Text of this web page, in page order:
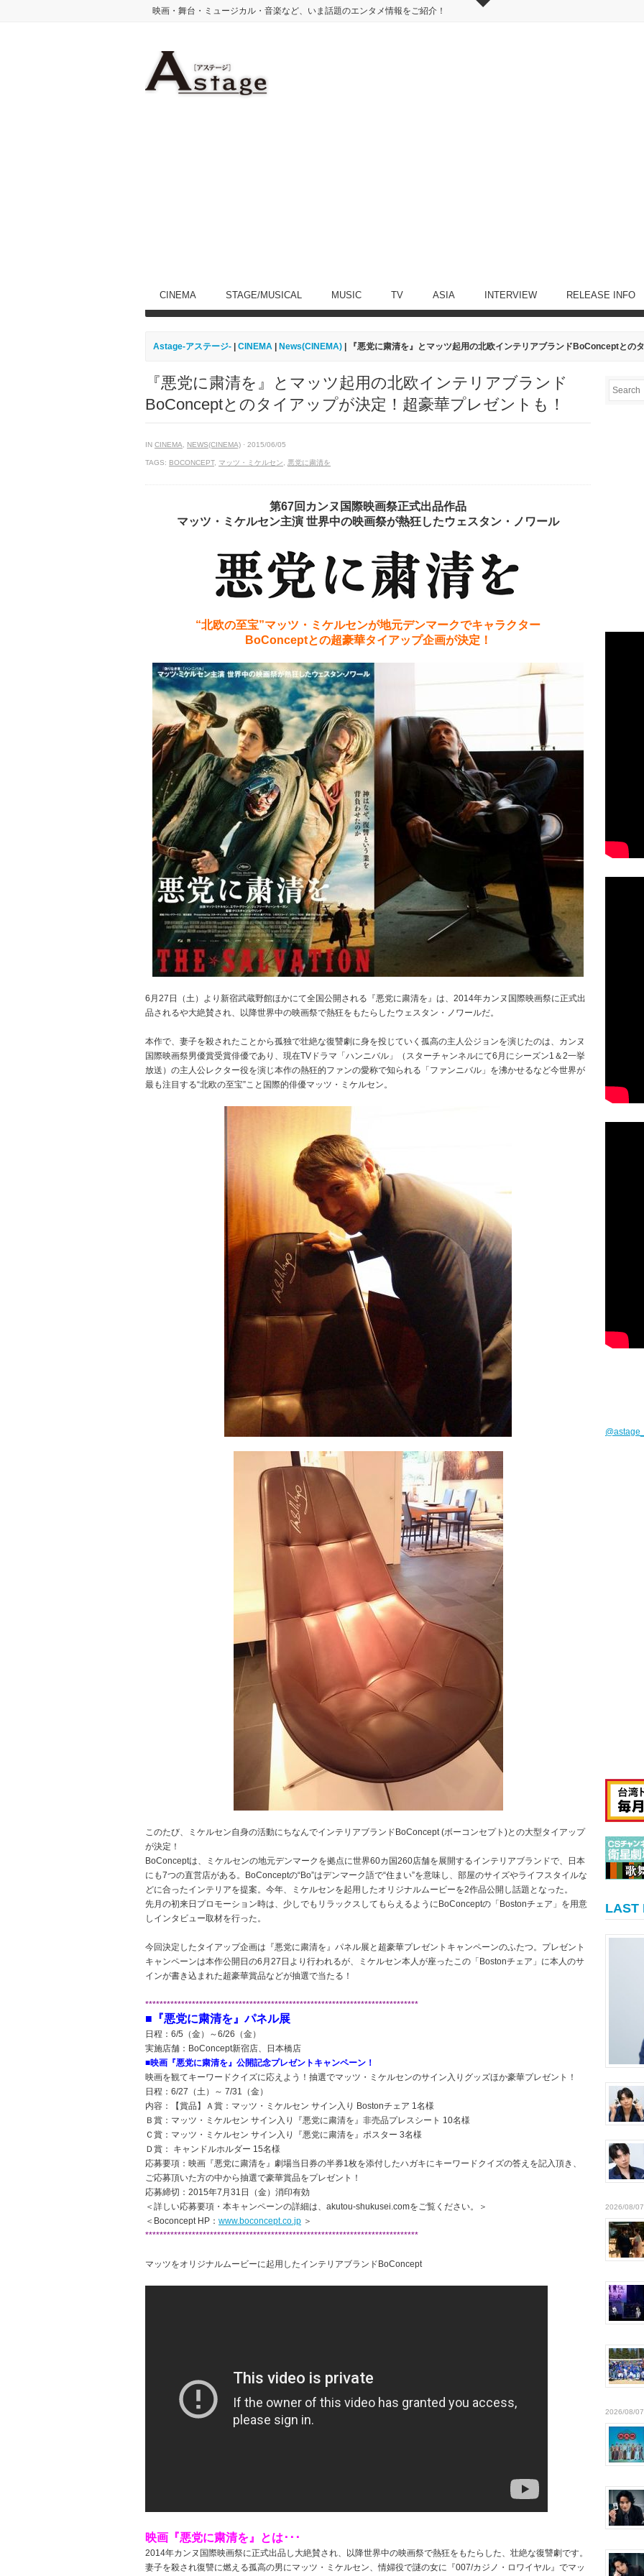
映画・舞台・ミュージカル・音楽など、いま話題のエンタメ情報をご紹介！
CINEMA STAGE/MUSICAL MUSIC TV ASIA INTERVIEW RELEASE INFO
Astage-アステージ- CINEMA News(CINEMA) | 『悪党に粛清を』とマッツ起用の北欧インテリアブランドBoConceptとの
『悪党に粛清を』とマッツ起用の北欧インテリアブランド
BoConceptとのタイアップが決定！超豪華プレゼントも！
IN CINEMA NEWS(CINEMA) · 2015/06/05
TAGS: BOCONCEPT, マッツ・ミケルセン 悪党に粛清を
第67回カンヌ国際映画祭正式出品作品
マッツ・ミケルセン主演 世界中の映画祭が熱狂したウェスタン・ノワール
“北欧の至宝”マッツ・ミケルセンが地元デンマークでキャラクター
BoConceptとの超豪華タイアップ企画が決定！
6月27日（土）より新宿武蔵野館ほかにて全国公開される『悪党に粛清を』は、2014年カンヌ国際映画祭に正式出
品されるや大絶賛され、以降世界中の映画祭で熱狂をもたらしたウェスタン・ノワールだ。
本作で、妻子を殺されたことから孤独で壮絶な復讐劇に身を投じていく孤高の主人公ジョンを演じたのは、カンヌ
国際映画祭男優賞受賞俳優であり、現在TVドラマ「ハンニバル」（スターチャンネルにて6月にシーズン1＆2一挙
放送）の主人公レクター役を演じ本作の熱狂的ファンの愛称で知られる「ファンニバル」を沸かせるなど今世界が
最も注目する“北欧の至宝”こと国際的俳優マッツ・ミケルセン。
このたび、ミケルセン自身の活動にちなんでインテリアブランドBoConcept (ボーコンセプト)との大型タイアップ
が決定！
BoConceptは、ミケルセンの地元デンマークを拠点に世界60カ国260店舗を展開するインテリアブランドで、日本
にも7つの直営店がある。BoConceptの“Bo”はデンマーク語で“住まい”を意味し、部屋のサイズやライフスタイルな
どに合ったインテリアを提案。今年、ミケルセンを起用したオリジナルムービーを2作品公開し話題となった。
先月の初来日プロモーション時は、少しでもリラックスしてもらえるようにBoConceptの「Bostonチェア」を用意
しインタビュー取材を行った。
今回決定したタイアップ企画は『悪党に粛清を』パネル展と超豪華プレゼントキャンペーンのふたつ。プレゼント
キャンペーンは本作公開日の6月27日より行われるが、ミケルセン本人が座ったこの「Bostonチェア」に本人のサ
インが書き込まれた超豪華賞品などが抽選で当たる！
****************************************************************************
■『悪党に粛清を』パネル展
日程：6/5（金）～6/26（金）
実施店舗：BoConcept新宿店、日本橋店
■映画『悪党に粛清を』公開記念プレゼントキャンペーン！
映画を観てキーワードクイズに応えよう！抽選でマッツ・ミケルセンのサイン入りグッズほか豪華プレゼント！
日程：6/27（土）～ 7/31（金）
内容：【賞品】Ａ賞：マッツ・ミケルセン サイン入り Bostonチェア 1名様
Ｂ賞：マッツ・ミケルセン サイン入り『悪党に粛清を』非売品プレスシート 10名様
Ｃ賞：マッツ・ミケルセン サイン入り『悪党に粛清を』ポスター 3名様
Ｄ賞： キャンドルホルダー 15名様
応募要項：映画『悪党に粛清を』劇場当日券の半券1枚を添付したハガキにキーワードクイズの答えを記入頂き、
ご応募頂いた方の中から抽選で豪華賞品をプレゼント！
応募締切：2015年7月31日（金）消印有効
＜詳しい応募要項・本キャンペーンの詳細は、akutou-shukusei.comをご覧ください。＞
＜Boconcept HP： www.boconcept.co.jp ＞
****************************************************************************
マッツをオリジナルムービーに起用したインテリアブランドBoConcept
映画『悪党に粛清を』とは･･･
2014年カンヌ国際映画祭に正式出品し大絶賛され、以降世界中の映画祭で熱狂をもたらした、壮絶な復讐劇です。
妻子を殺され復讐に燃える孤高の男にマッツ・ミケルセン、情婦役で謎の女に『007/カジノ・ロワイヤル』でマッ
LAST
2026/08/07
2026/08/07